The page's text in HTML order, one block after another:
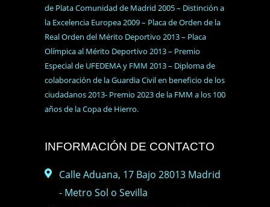
de Plata Comunidad de Madrid 2005 – Distinción a
la Excelencia Europea 2009 – Placa de Orden de la
Real Orden del Mérito Deportivo 2013 – Placa
Olímpica al Mérito Deportivo 2013 – Premio
Especial de UFEDEMA y FMM 2013 – Diploma de
colaboración de la Guardia Civil en beneficio de los
ciudadanos 2013- Premio 2023 de la FMM a los 100
años de la Copa de Hierro.
INFORMACIÓN DE CONTACTO
Calle Aduana, 17 Bajo 28013 Madrid
- Metro Sol o Sevilla